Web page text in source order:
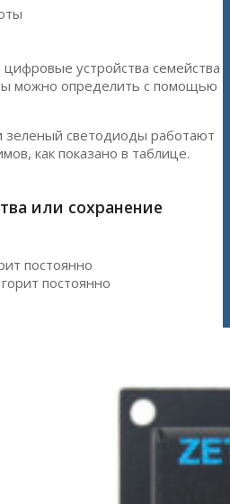
устройства семейства
можно определить с помощью
зеленый светодиоды работают
как показано в таблице.
или сохранение
постоянно
постоянно